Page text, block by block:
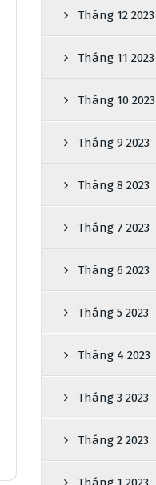
Tháng 12 2023
Tháng 11 2023
Tháng 10 2023
Tháng 9 2023
Tháng 8 2023
Tháng 7 2023
Tháng 6 2023
Tháng 5 2023
Tháng 4 2023
Tháng 3 2023
Tháng 2 2023